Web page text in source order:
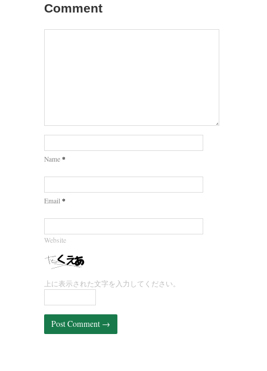
Comment
Name *
Email *
Website
上に表示された文字を入力してください。